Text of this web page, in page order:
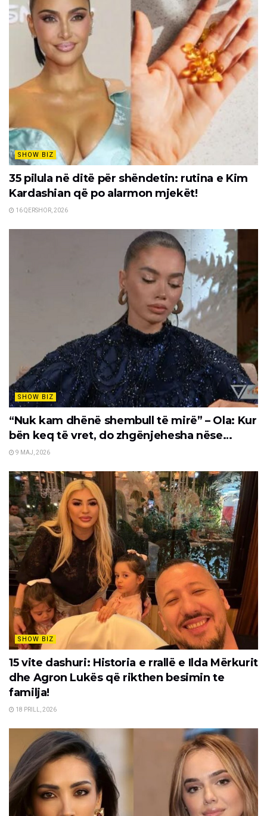
SHOW BIZ
35 pilula në ditë për shëndetin: rutina e Kim
Kardashian që po alarmon mjekët!
16 QERSHOR, 2026
SHOW BIZ
“Nuk kam dhënë shembull të mirë” – Ola: Kur
bën keq të vret, do zhgënjehesha nëse…
9 MAJ, 2026
SHOW BIZ
15 vite dashuri: Historia e rrallë e Ilda Mërkurit
dhe Agron Lukës që rikthen besimin te
familja!
18 PRILL, 2026